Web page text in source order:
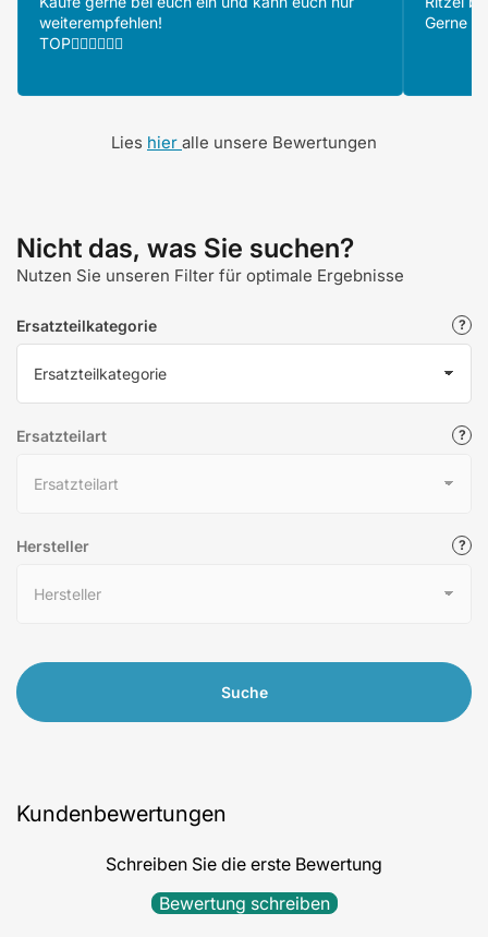
weiterempfehlen!
TOP👍🏻👍🏻👍🏻
Gerne
Lies hier alle unsere Bewertungen
Nicht das, was Sie suchen?
Nutzen Sie unseren Filter für optimale Ergebnisse
Ersatzteilkategorie
Ersatzteilart
Hersteller
Suche
Kundenbewertungen
Schreiben Sie die erste Bewertung
Bewertung schreiben